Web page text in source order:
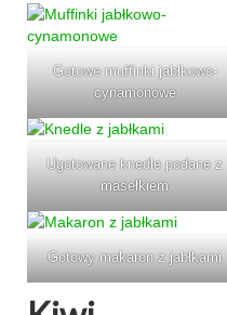
Gotowe muffinki jabłkowo-
cynamonowe
Ugotowane knedle podane z
masełkiem
Gotowy makaron z jabłkami